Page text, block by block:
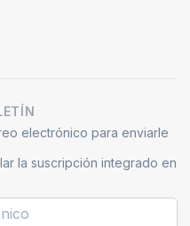
electrónico para enviarle
la suscripción integrado en